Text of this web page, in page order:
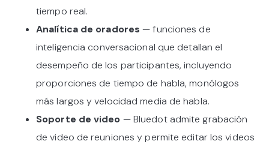
tiempo real.
Analítica de oradores — funciones de
inteligencia conversacional que detallan el
desempeño de los participantes, incluyendo
proporciones de tiempo de habla, monólogos
más largos y velocidad media de habla.
Soporte de video — Bluedot admite grabación
de video de reuniones y permite editar los videos